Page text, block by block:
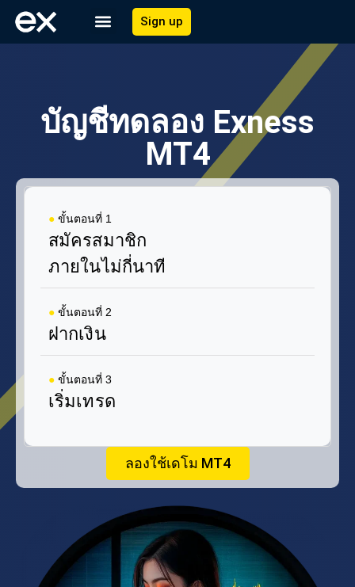
Sign up
บัญชีทดลอง Exness
MT4
● ขั้นตอนที่ 1
สมัครสมาชิก
ภายในไม่กี่นาที
● ขั้นตอนที่ 2
ฝากเงิน
● ขั้นตอนที่ 3
เริ่มเทรด
ลองใช้เดโม MT4